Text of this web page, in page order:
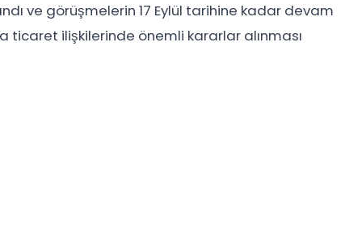
ve görüşmelerin 17 Eylül tarihine kadar devam
ticaret ilişkilerinde önemli kararlar alınması